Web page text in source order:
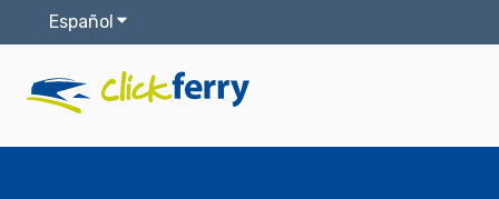
Español Traducciones de Mostrar submenú de